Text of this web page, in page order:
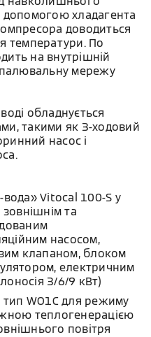
допомогою хладагента
доводиться
температури. По
на внутрішній
мережу
обладнується
такими як 3-ходовий
насос і
вода» Vitocal 100-S у
зовнішнім та
насосом,
клапаном, блоком
електричним
3/6/9 кВт)
WO1C для режиму
теплогенерацією
повітря